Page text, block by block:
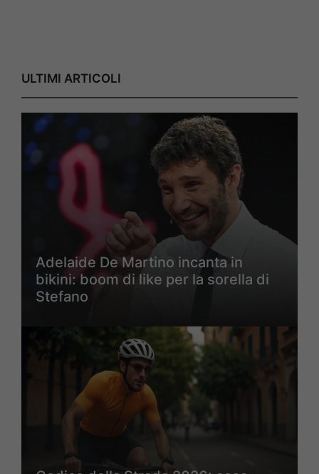
ULTIMI ARTICOLI
Adelaide De Martino incanta in
bikini: boom di like per la sorella di
Stefano